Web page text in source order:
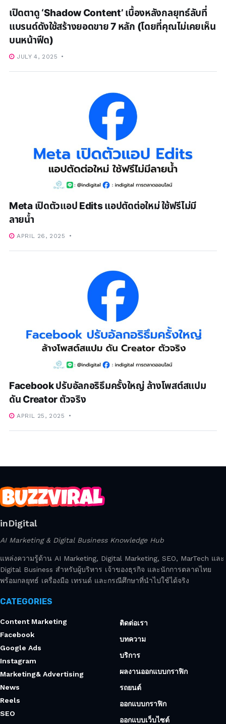
เปิดตาดู ‘Shadow Content’ เบื้องหลังกลยุทธ์ลับที่
แบรนด์ดังใช้สร้างยอดขาย 7 หลัก (โดยที่คุณไม่เคยเห็น
บนหน้าฟีด)
JULY 4, 2025
Meta เปิดตัวแอป Edits แอปตัดต่อใหม่ ใช้ฟรีไม่มี
ลายน้ำ
APRIL 26, 2025
Facebook ปรับอัลกอริธึมครั้งใหญ่ ล้างโพสต์สแปม
ดัน Creator ตัวจริง
APRIL 25, 2025
inDigital
AI Marketing & Digital Business Knowledge Hub
แหล่งความรู้ด้าน AI Marketing, Digital Marketing, SEO, MarTech และ
Digital Business สำหรับผู้บริหาร เจ้าของธุรกิจ และนักการตลาดไทย
พร้อมกลยุทธ์ เครื่องมือ เทรนด์ และกรณีศึกษาที่นำไปใช้ได้จริง
CATEGORIES
Content Marketing
Facebook
Google Ads
Instagram
Marketing& Advertising
News
Reels
SEO
ติดต่อเรา
บทความ
บริการ
ผลงานออกแบบกราฟิก
รถยนต์
ออกแบบกราฟิก
ออกแบบเว็บไซต์